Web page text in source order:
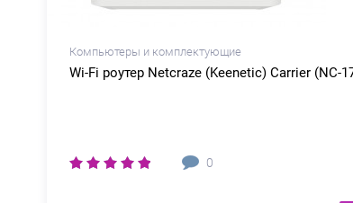
Компьютеры и комплектующие
Wi-Fi роутер Netcraze (Keenetic) Carrier (NC-
0